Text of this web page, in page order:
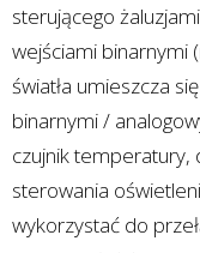
sterującego
wejściami binarnymi
światła umieszcza
binarnymi /
czujnik temperatury,
sterowania
wykorzystać do